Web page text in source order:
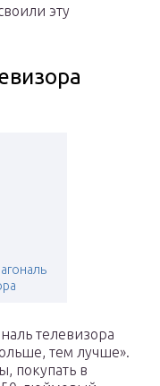
эту
телевизора
тем лучше».
покупать в